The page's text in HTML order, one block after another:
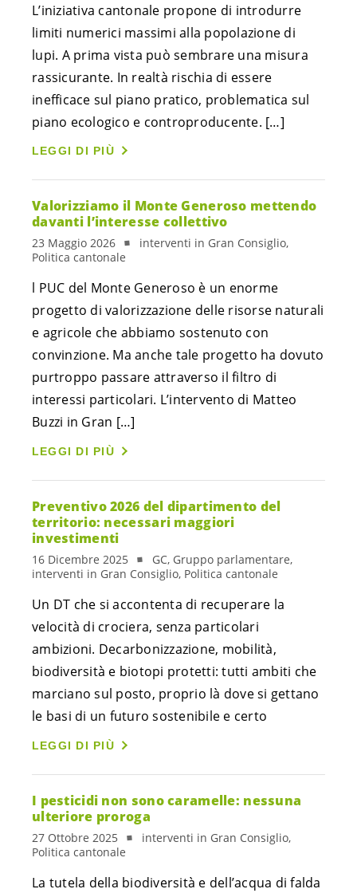
L’iniziativa cantonale propone di introdurre
limiti numerici massimi alla popolazione di
lupi. A prima vista può sembrare una misura
rassicurante. In realtà rischia di essere
inefficace sul piano pratico, problematica sul
piano ecologico e controproducente. […]
LEGGI DI PIÙ
Valorizziamo il Monte Generoso mettendo
davanti l’interesse collettivo
23 Maggio 2026
interventi in Gran Consiglio,
Politica cantonale
l PUC del Monte Generoso è un enorme
progetto di valorizzazione delle risorse naturali
e agricole che abbiamo sostenuto con
convinzione. Ma anche tale progetto ha dovuto
purtroppo passare attraverso il filtro di
interessi particolari. L’intervento di Matteo
Buzzi in Gran […]
LEGGI DI PIÙ
Preventivo 2026 del dipartimento del
territorio: necessari maggiori
investimenti
16 Dicembre 2025
GC, Gruppo parlamentare,
interventi in Gran Consiglio, Politica cantonale
Un DT che si accontenta di recuperare la
velocità di crociera, senza particolari
ambizioni. Decarbonizzazione, mobilità,
biodiversità e biotopi protetti: tutti ambiti che
marciano sul posto, proprio là dove si gettano
le basi di un futuro sostenibile e certo
LEGGI DI PIÙ
I pesticidi non sono caramelle: nessuna
ulteriore proroga
27 Ottobre 2025
interventi in Gran Consiglio,
Politica cantonale
La tutela della biodiversità e dell’acqua di falda